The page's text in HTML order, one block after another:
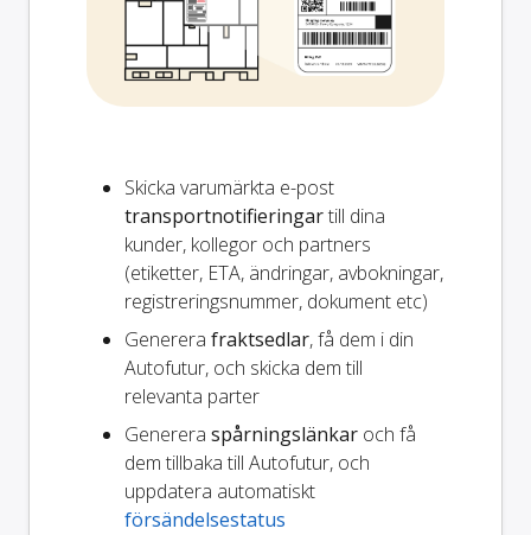
Skicka varumärkta e-post
transportnotifieringartill dina
kunder, kollegor och partners
(etiketter, ETA, ändringar, avbokningar,
registreringsnummer, dokument etc)
Generera fraktsedlar, få dem i din
Autofutur, och skicka dem till
relevanta parter
Generera spårningslänkar och få
dem tillbaka till Autofutur, och
uppdatera automatiskt
försändelsestatus